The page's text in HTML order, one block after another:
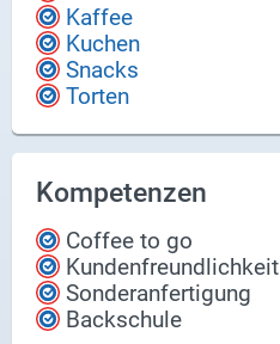
Kaffee
Kuchen
Snacks
Torten
Kompetenzen
Coffee to go
Kundenfreundlichkeit
Sonderanfertigung
Backschule